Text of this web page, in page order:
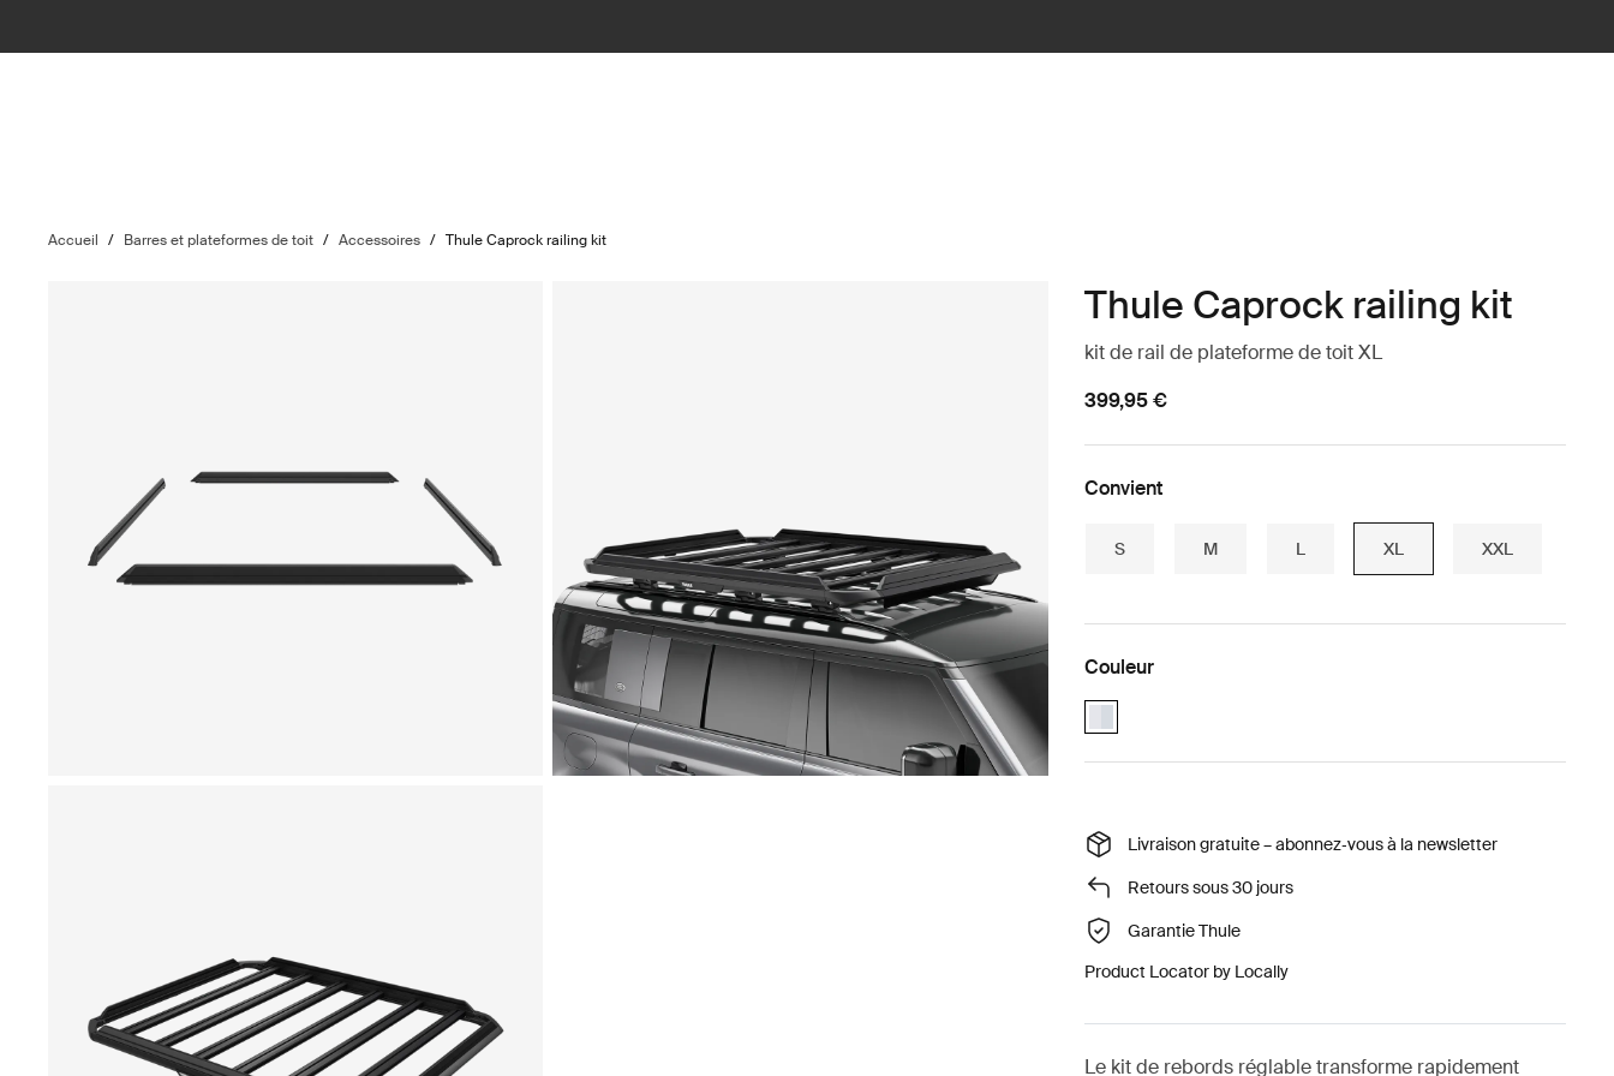
Accueil / Barres et plateformes de toit / Accessoires / Thule Caprock railing kit
Thule Caprock railing kit
kit de rail de plateforme de toit XL
399,95 €
Convient
S M L XL XXL
Couleur
aluminium (selected)
Livraison gratuite – abonnez‑vous à la newsletter
Retours sous 30 jours
Garantie Thule
Product Locator by Locally
Le kit de rebords réglable transforme rapidement